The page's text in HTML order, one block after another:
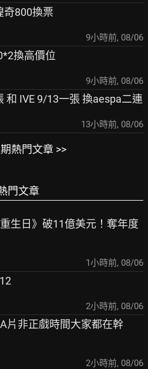
奇800換票
9小時前, 08/06
換高價位
9小時前, 08/06
和 IVE 9/13一張 換aespa二連
13小時前, 08/06
熱門文章 >>
門文章
生日》破11億美元！奪年度
1小時前, 08/06
2小時前, 08/06
片非正戲時間大家都在幹
2小時前, 08/06